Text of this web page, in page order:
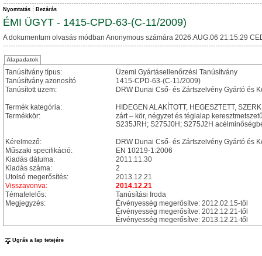
Nyomtatás Bezárás
ÉMI ÜGYT - 1415-CPD-63-(C-11/2009)
A dokumentum olvasás módban Anonymous számára 2026.AUG.06 21:15:29
Alapadatok
Tanúsítvány típus:
Üzemi Gyártásellenőrzési Tanúsítvány
Tanúsítvány azonosító
1415-CPD-63-(C-11/2009)
Tanúsított üzem:
DRW Dunai Cső- és Zártszelvény Gyártó és
Termék kategória:
HIDEGEN ALAKÍTOTT, HEGESZTETT,
Termékkör:
zárt – kör, négyzet és téglalap
S235JRH; S275J0H; S275J2H
Kérelmező:
DRW Dunai Cső- és Zártszelvény Gyártó és
Műszaki specifikáció:
EN 10219-1:2006
Kiadás dátuma:
2011.11.30
Kiadás száma:
2
Utolsó megerősítés:
2013.12.21
Visszavonva:
2014.12.21
Témafelelős:
Tanúsítási Iroda
Megjegyzés:
Érvényesség megerősítve: 2012.02.15-től
Érvényesség megerősítve: 2012.12.21-től
Érvényesség megerősítve: 2013.12.21-től
Ugrás a lap tetejére